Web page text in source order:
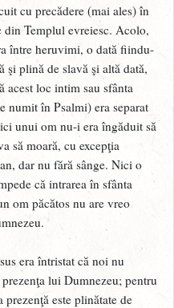
cu precădere (mai ales) în
Templul evreiesc. Acolo,
între heruvimi, o dată fiindu-
şi plină de slavă şi altă dată,
acest loc intim sau sfânta
numit în Psalmi) era separat
unui om nu-i era îngăduit să
să moară, cu excepţia
dar nu fără sânge. Nici o
că intrarea în sfânta
om păcătos nu are vreo
era întristat că noi nu
lui Dumnezeu; pentru
este plinătate de